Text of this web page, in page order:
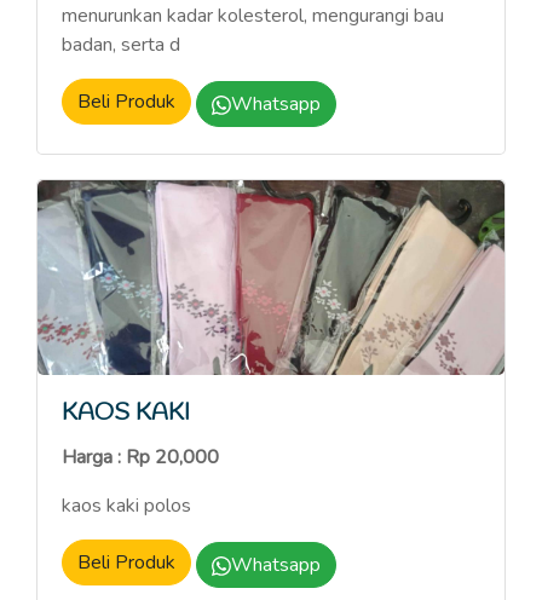
menurunkan kadar kolesterol, mengurangi bau
badan, serta d
Beli Produk Whatsapp
KAOS KAKI
Harga : Rp 20,000
kaos kaki polos
Beli Produk Whatsapp